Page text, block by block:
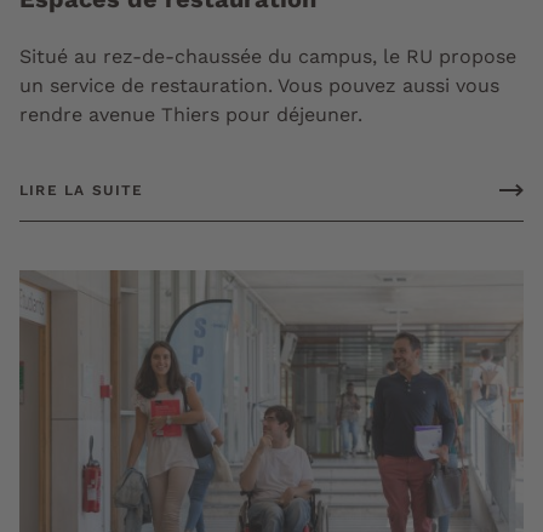
Situé au rez-de-chaussée du campus, le RU propose
un service de restauration. Vous pouvez aussi vous
rendre avenue Thiers pour déjeuner.
LIRE LA SUITE